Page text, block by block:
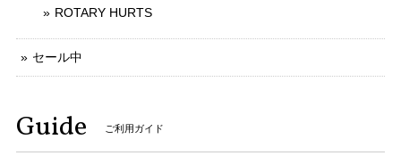
ROTARY HURTS
セール中
Guide ご利用ガイド